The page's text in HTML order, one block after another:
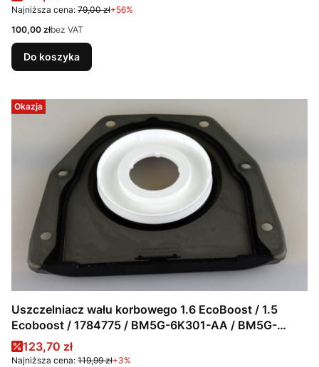
Najniższa cena: 79,00 zł+56%
Cena
100,00 złbez VAT
Do koszyka
Okazja
Uszczelniacz wału korbowego 1.6 EcoBoost / 1.5
Ecoboost / 1784775 / BM5G-6K301-AA / BM5G-
6K301-AB / BM5G-6K301-AC / 1211161
Cena promocyjna
123,70 zł
Najniższa cena: 119,99 zł+3%